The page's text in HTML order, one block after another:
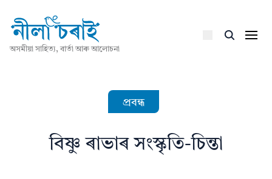
অসমীয়া সাহিত্য, বাৰ্তা আৰু আলোচনা
প্ৰবন্ধ
বিষ্ণু ৰাভাৰ সংস্কৃতি-চিন্তা